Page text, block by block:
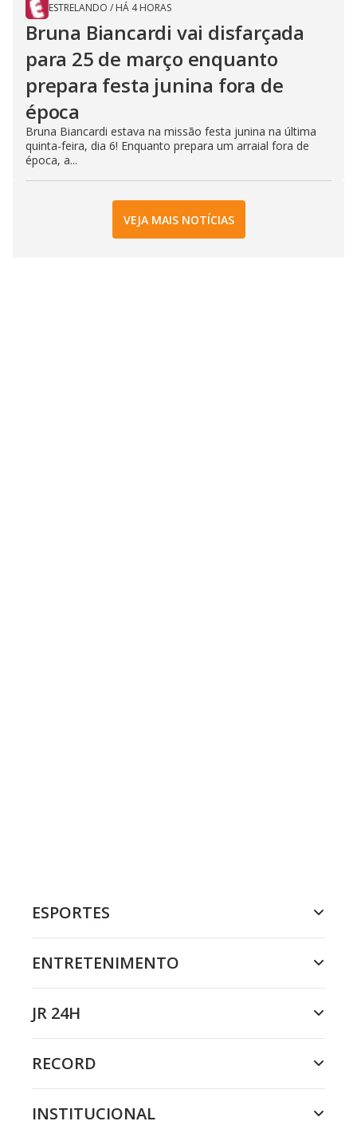
ESTRELANDO / HÁ 4 HORAS
Bruna Biancardi vai disfarçada
para 25 de março enquanto
prepara festa junina fora de
época
Bruna Biancardi estava na missão festa junina na última
quinta-feira, dia 6! Enquanto prepara um arraial fora de
época, a...
VEJA MAIS NOTÍCIAS
ESPORTES
ENTRETENIMENTO
JR 24H
RECORD
INSTITUCIONAL